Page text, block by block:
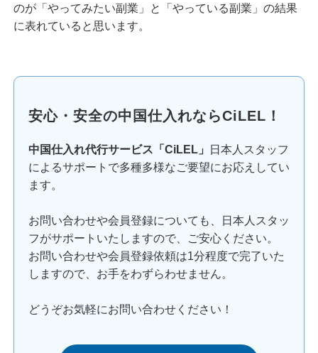
のが「やってみたい副業」と「やっている副業」の結果
に表れていると思います。
安心・安全の中国仕入れならCiLEL！
中国仕入れ代行サービス「CiLEL」
日本人スタッフ
によるサポートで多種多様なご要望にお応えしてい
ます。
お問い合わせや会員登録についても、日本人スタッ
フがサポートいたしますので、ご安心ください。
お問い合わせや会員登録依頼は1分程度で完了いた
しますので、お手をわずらわせません。
どうぞお気軽にお問い合わせください！